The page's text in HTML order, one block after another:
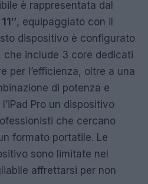
è rappresentata dal
, equipaggiato con il
dispositivo è configurato
, che include 3 core dedicati
per l’efficienza, oltre a una
di potenza e
Pro un dispositivo
che cercano
formato portatile. Le
sono limitate nel
affrettarsi per non